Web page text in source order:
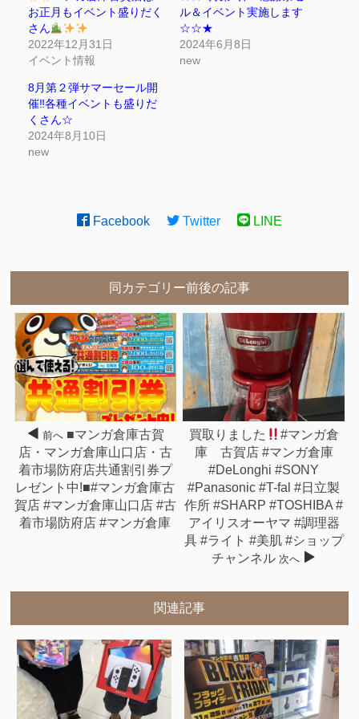
お正月もイベント盛りだく
さん
2022年12月31日
イベント情報
ル＆イベント実施します
☆☆★
2024年6月8日
new
8月第２弾サマーセール開
催‼各種イベントも盛りだ
くさん☆
2024年8月10日
new
Facebook Twitter LINE
同カテゴリー前後の記事
前へ ■マンガ倉庫古賀
店・マンガ倉庫山口店・古
着市場防府店共通割引券プ
レゼント中!■#マンガ倉庫古
賀店 #マンガ倉庫山口店 #古
着市場防府店 #マンガ倉庫
買取りました
#マンガ倉
庫 古賀店 #マンガ倉庫
#DeLonghi #SONY
#Panasonic #T-fal #日立製
作所 #SHARP #TOSHIBA #
アイリスオーヤマ #調理器
具 #ライト #美肌 #ショップ
チャンネル 次へ
関連記事